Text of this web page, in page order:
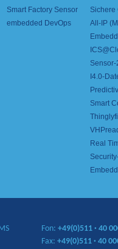
Smart Factory Sensor
embedded DevOps
Sichere
All-IP
I4.0-
Smart
Real
Fon: +49(0)511 · 40
Fax: +49(0)511 · 40